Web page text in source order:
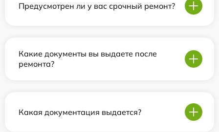
Предусмотрен ли у вас срочный ремонт?
Какие документы вы выдаете после
ремонта?
Какая документация выдается?